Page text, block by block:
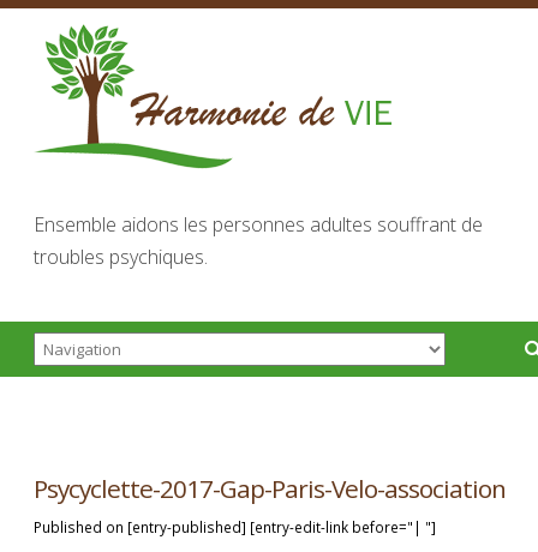
Ensemble aidons les personnes adultes souffrant de
troubles psychiques.
Psycyclette-2017-Gap-Paris-Velo-association
Published on [entry-published] [entry-edit-link before="| "]